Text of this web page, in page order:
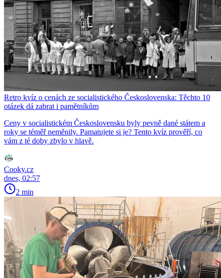
Retro kvíz o cenách ze socialistického Československa: Těchto 10
otázek dá zabrat i pamětníkům
Ceny v socialistickém Československu byly pevně dané státem a
roky se téměř neměnily. Pamatujete si je? Tento kvíz prověří, co
vám z té doby zbylo v hlavě.
Cooky.cz
dnes, 02:57
2 min